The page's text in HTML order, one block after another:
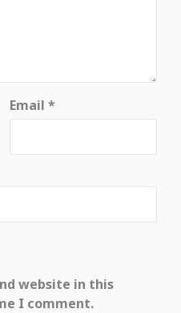
Email *
website in this
I comment.